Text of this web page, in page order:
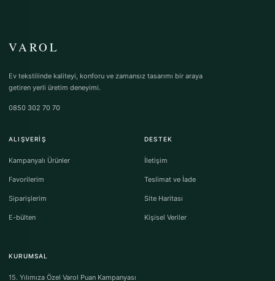
VAROL
Ev tekstilinde kaliteyi, konforu ve zamansız tasarımı bir araya
getiren yerli üretim deneyimi.
0850 302 70 70
ALIŞVERIŞ
Kampanyalı Ürünler
Favorilerim
Siparişlerim
E-bülten
DESTEK
İletişim
Teslimat ve İade
Site Haritası
Kişisel Veriler
KURUMSAL
15. Yılımıza Özel Varol Puan Kampanyası